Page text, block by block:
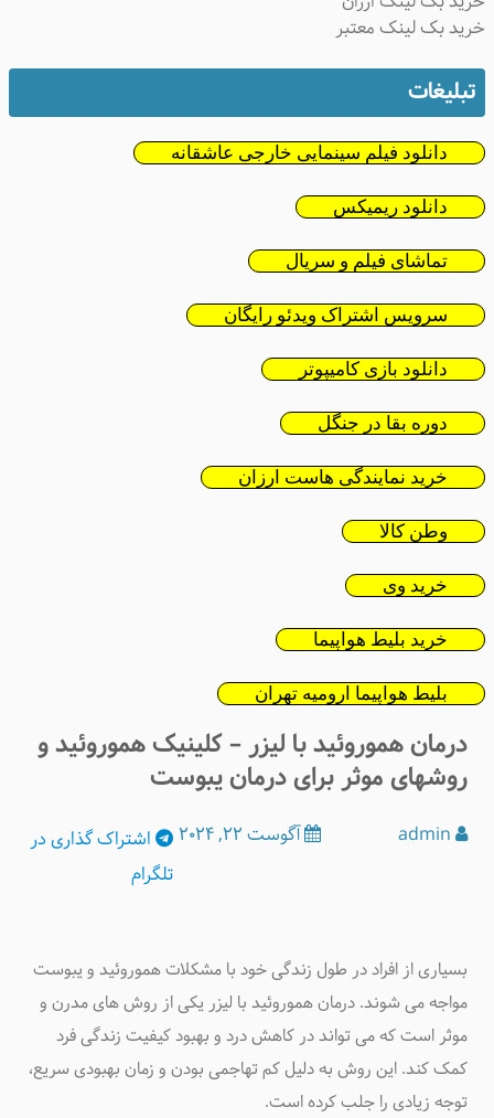
خرید بک لینک معتبر
تبلیغات
دانلود فیلم سینمایی خارجی عاشقانه
دانلود ریمیکس
تماشای فیلم و سریال
سرویس اشتراک ویدئو رایگان
دانلود بازی کامیپوتر
دوره بقا در جنگل
خرید نمایندگی هاست ارزان
وطن کالا
خرید وی
خرید بلیط هواپیما
بلیط هواپیما ارومیه تهران
درمان هموروئید با لیزر – کلینیک هموروئید و
روشهای موثر برای درمان یبوست
آگوست 22, 2024 اشتراکگذاری در
تلگرام
بسیاری از افراد در طول زندگی خود با مشکلات هموروئید و یبوست
مواجه می شوند. درمان هموروئید با لیزر یکی از روش های مدرن و
موثر است که می تواند در کاهش درد و بهبود کیفیت زندگی فرد
کمک کند. این روش به دلیل کم تهاجمی بودن و زمان بهبودی سریع،
توجه زیادی را جلب کرده است.